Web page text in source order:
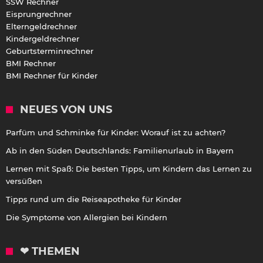
Eisprungrechner
Elterngeldrechner
Kindergeldrechner
Geburtsterminrechner
BMI Rechner
BMI Rechner für Kinder
NEUES VON UNS
Parfüm und Schminke für Kinder: Worauf ist zu achten?
Ab in den Süden Deutschlands: Familienurlaub in Bayern
Lernen mit Spaß: Die besten Tipps, um Kindern das Lernen zu
versüßen
Tipps rund um die Reiseapotheke für Kinder
Die Symptome von Allergien bei Kindern
❤ THEMEN